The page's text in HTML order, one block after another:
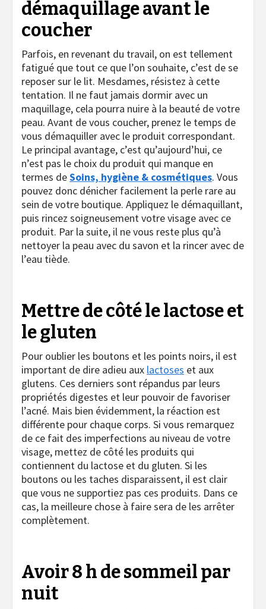
démaquillage avant le
coucher
Parfois, en revenant du travail, on est tellement
fatigué que tout ce que l’on souhaite, c’est de se
reposer sur le lit. Mesdames, résistez à cette
tentation. Il ne faut jamais dormir avec un
maquillage, cela pourra nuire à la beauté de votre
peau. Avant de vous coucher, prenez le temps de
vous démaquiller avec le produit correspondant.
Le principal avantage, c’est qu’aujourd’hui, ce
n’est pas le choix du produit qui manque en
termes deSoins, hygiène & cosmétiques. Vous
pouvez donc dénicher facilement la perle rare au
sein de votre boutique. Appliquez le démaquillant,
puis rincez soigneusement votre visage avec ce
produit. Par la suite, il ne vous reste plus qu’à
nettoyer la peau avec du savon et la rincer avec de
l’eau tiède.
Mettre de côté le lactose et
le gluten
Pour oublier les boutons et les points noirs, il est
important de dire adieu aux lactoses et aux
glutens. Ces derniers sont répandus par leurs
propriétés digestes et leur pouvoir de favoriser
l’acné. Mais bien évidemment, la réaction est
différente pour chaque corps. Si vous remarquez
de ce fait des imperfections au niveau de votre
visage, mettez de côté les produits qui
contiennent du lactose et du gluten. Si les
boutons ou les taches disparaissent, il est clair
que vous ne supportiez pas ces produits. Dans ce
cas, la meilleure chose à faire sera de les arrêter
complètement.
Avoir 8 h de sommeil par
nuit